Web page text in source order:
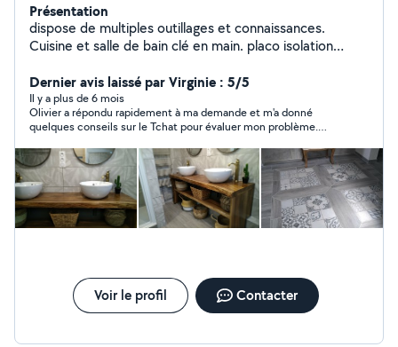
Présentation
dispose de multiples outillages et connaissances.
Cuisine et salle de bain clé en main. placo isolation
cuisine et menuiserie ferronnerie arc et mig maçonnerie
plomberie électricité entretien espaces
verts...dépannage en tous genres..à faible coût..
charpente toiture en bac acier. possibilité béton
désactivé et décoratif suivant volume. élagage taille
d'arbres. abattage....curage et débouchage
canalisations.... me contacter si un doute ou un conseil.
possibilté de location de quelques matériels.
Dernier avis laissé par Virginie : 5/5
Il y a plus de 6 mois
Olivier a répondu rapidement à ma demande et m'a donné
quelques conseils sur le Tchat pour évaluer mon problème.
Voir le profil Contacter